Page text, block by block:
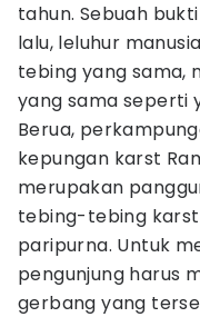
tahun. Sebuah
lalu, leluhur
tebing yang sama,
yang sama seperti
Berua,
kepungan karst
merupakan
tebing-tebing
paripurna. Untuk
pengunjung harus
gerbang yang